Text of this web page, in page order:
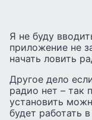
Я не буду
приложение не
начать ловить
Другое дело
радио нет – так
установить
будет работать